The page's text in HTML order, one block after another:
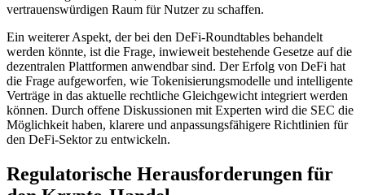
vertrauenswürdigen Raum für Nutzer zu schaffen.
Ein weiterer Aspekt, der bei den DeFi-Roundtables behandelt
werden könnte, ist die Frage, inwieweit bestehende Gesetze auf die
dezentralen Plattformen anwendbar sind. Der Erfolg von DeFi hat
die Frage aufgeworfen, wie Tokenisierungsmodelle und intelligente
Verträge in das aktuelle rechtliche Gleichgewicht integriert werden
können. Durch offene Diskussionen mit Experten wird die SEC die
Möglichkeit haben, klarere und anpassungsfähigere Richtlinien für
den DeFi-Sektor zu entwickeln.
Regulatorische Herausforderungen für